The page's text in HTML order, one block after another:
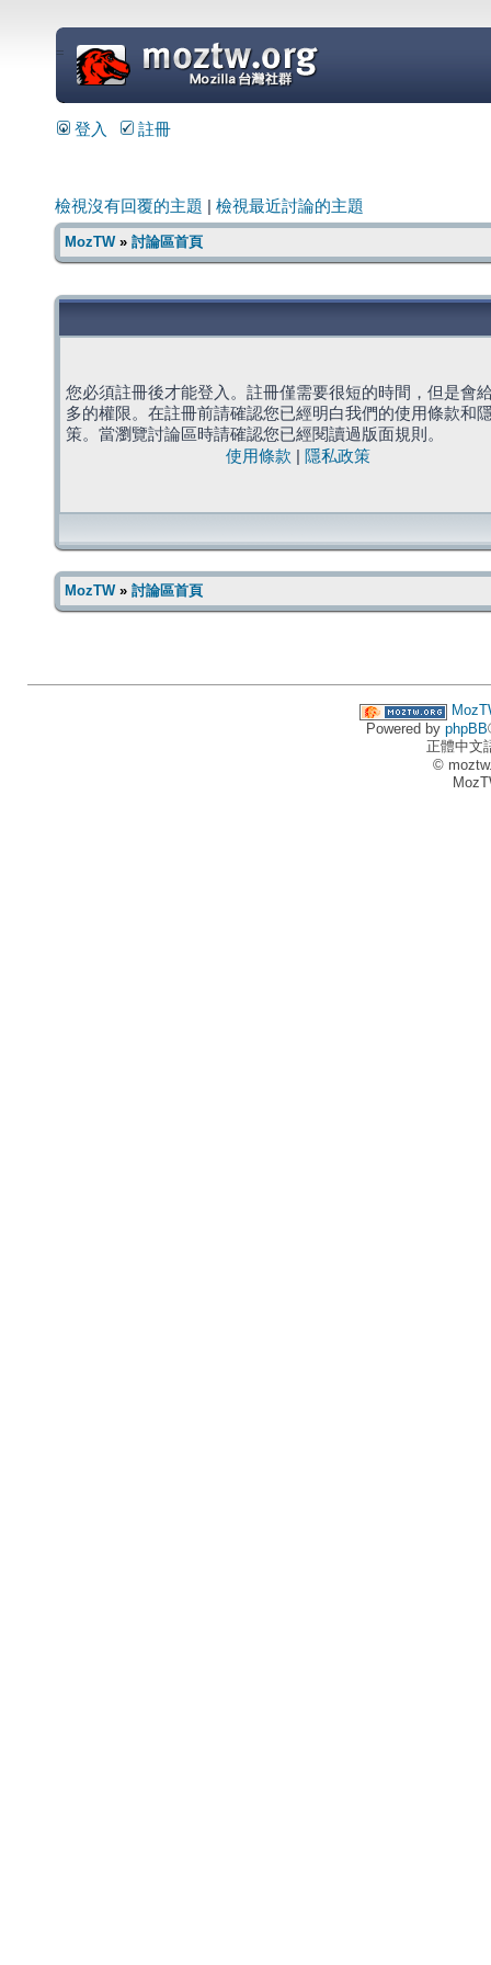
=
登入 註冊
檢視沒有回覆的主題 檢視最近討論的主題
MozTW» 討論區首頁
您必須註冊後才能登入。註冊僅需要很短的時間，但是會
多的權限。在註冊前請確認您已經明白我們的使用條款和
策。當瀏覽討論區時請確認您已經閱讀過版面規則。
使用條款
隱私政策
MozTW» 討論區首頁
Powered by phpBB
正體中文
©